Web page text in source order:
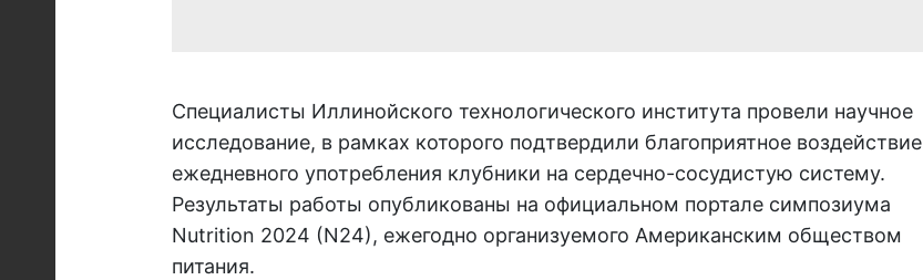
Специалисты Иллинойского технологического института провели научное
исследование, в рамках которого подтвердили благоприятное воздействие
ежедневного употребления клубники на сердечно-сосудистую систему.
Результаты работы опубликованы на официальном портале симпозиума
Nutrition 2024 (N24), ежегодно организуемого Американским обществом
питания.